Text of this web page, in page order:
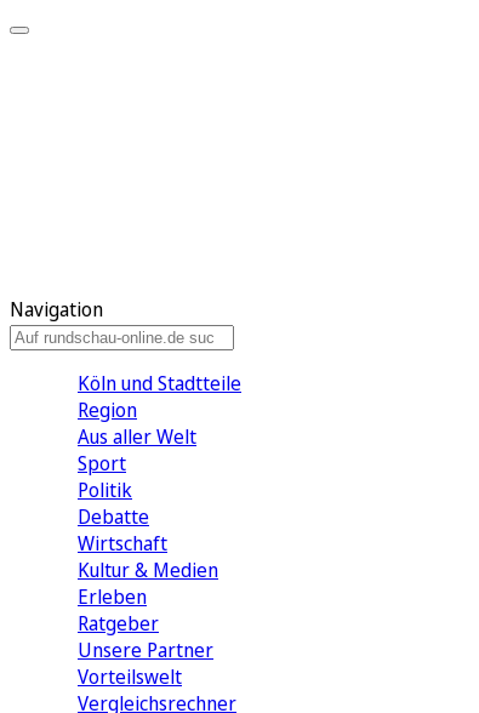
Navigation
Köln und Stadtteile
Region
Aus aller Welt
Sport
Politik
Debatte
Wirtschaft
Kultur & Medien
Erleben
Ratgeber
Unsere Partner
Vorteilswelt
Vergleichsrechner